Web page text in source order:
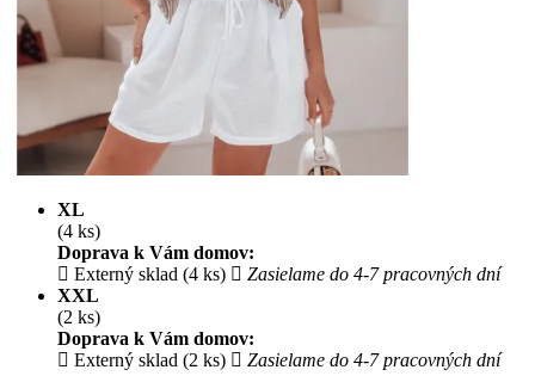
XL
(4 ks)
Doprava k Vám domov:
Externý sklad (4 ks)
Zasielame do 4-7 pracovných dní
XXL
(2 ks)
Doprava k Vám domov:
Externý sklad (2 ks)
Zasielame do 4-7 pracovných dní